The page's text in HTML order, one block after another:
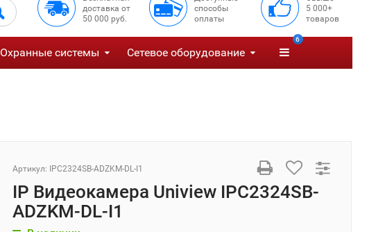
доставка от
50 000 руб.
способы
оплаты
5 000+
товаров
Охранные системы Сетевое оборудование
6
Артикул: IPC2324SB-ADZKM-DL-I1
IP Видеокамера Uniview IPC2324SB-
ADZKM-DL-I1